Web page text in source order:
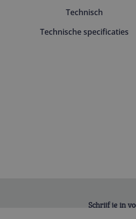
Technisch
Technische specificaties
Schrijf je in